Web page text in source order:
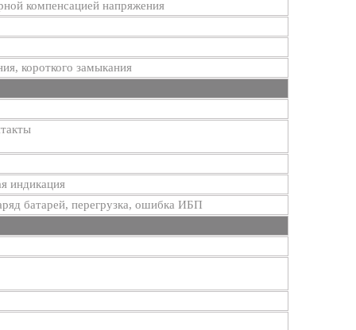
компенсацией напряжения
короткого замыкания
индикация
батарей, перегрузка, ошибка ИБП